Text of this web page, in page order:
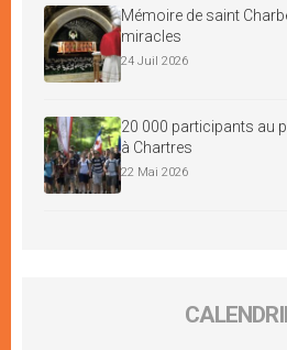
Mémoire de saint
miracles
24 Juil 2026
20 000 participants au
à Chartres
22 Mai 2026